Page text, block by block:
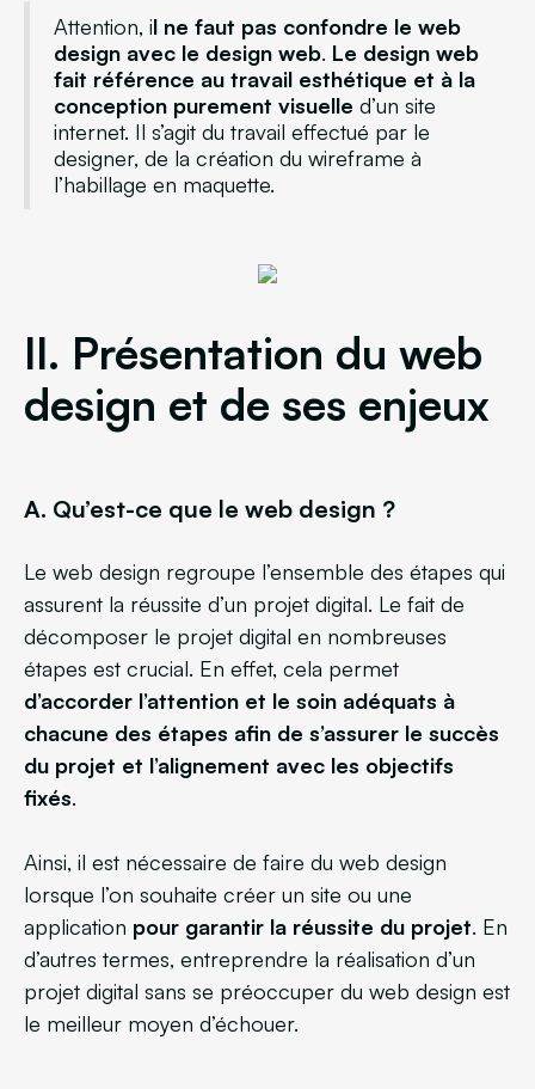
Attention, il ne faut pas confondre le web
design avec le design web. Le design web
fait référence au travail esthétique et à la
conception purement visuelle d’un site
internet. Il s’agit du travail effectué par le
designer, de la création du wireframe à
l’habillage en maquette.
II. Présentation du web
design et de ses enjeux
A. Qu’est-ce que le web design ?
Le web design regroupe l’ensemble des étapes qui
assurent la réussite d’un projet digital. Le fait de
décomposer le projet digital en nombreuses
étapes est crucial. En effet, cela permet
d’accorder l’attention et le soin adéquats à
chacune des étapes afin de s’assurer le succès
du projet et l’alignement avec les objectifs
fixés.
Ainsi, il est nécessaire de faire du web design
lorsque l’on souhaite créer un site ou une
application pour garantir la réussite du projet. En
d’autres termes, entreprendre la réalisation d’un
projet digital sans se préoccuper du web design est
le meilleur moyen d’échouer.